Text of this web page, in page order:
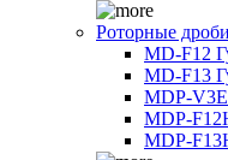
Роторные
MD-F12
MD-F13
MDP-
MDP-
MDP-